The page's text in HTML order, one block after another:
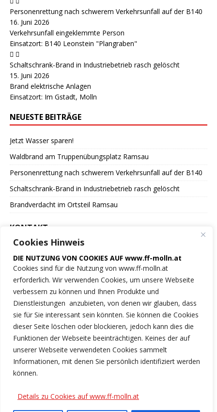
Cookies Hinweis
DIE NUTZUNG VON COOKIES AUF www.ff-molln.at
Cookies sind für die Nutzung von www.ff-molln.at
erforderlich. Wir verwenden Cookies, um unsere Webseite
verbessern zu können und Ihnen Produkte und
Dienstleistungen anzubieten, von denen wir glauben, dass
sie für Sie interessant sein könnten. Sie können die Cookies
dieser Seite löschen oder blockieren, jedoch kann dies die
Funktionen der Webseite beeinträchtigen. Keines der auf
unserer Webseite verwendeten Cookies sammelt
Informationen, mit denen Sie persönlich identifiziert werden
können.
Details zu Cookies auf www.ff-molln.at
Personenrettung nach schwerem Verkehrsunfall auf der B140
16. Juni 2026
Verkehrsunfall eingeklemmte Person
Einsatzort: B140 Leonstein "Plangraben"
Schaltschrank-Brand in Industriebetrieb rasch gelöscht
15. Juni 2026
Brand elektrische Anlagen
Einsatzort: Im Gstadt, Molln
NEUESTE BEITRÄGE
Jetzt Wasser sparen!
Waldbrand am Truppenübungsplatz Ramsau
Personenrettung nach schwerem Verkehrsunfall auf der B140
Schaltschrank-Brand in Industriebetrieb rasch gelöscht
Brandverdacht im Ortsteil Ramsau
KONTAKT
der Marktgemeinde Molln
Feuerwehrstrasse 1
4591 Molln
Tel.: 07584/2222
ff-molln@ki.ooelfv.at